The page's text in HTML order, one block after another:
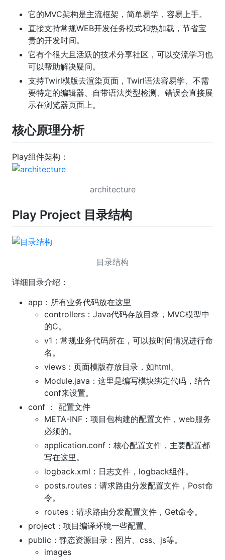
它的MVC架构是主流框架，简单易学，容易上手。
直接支持常规WEB开发任务模式和热加载，节省宝
贵的开发时间。
它有个很大且活跃的技术分享社区，可以交流学习也
可以帮助解决疑问。
支持Twirl模版去渲染页面，Twirl语法容易学、不需
要特定的编辑器、自带语法类型检测、错误会直接展
示在浏览器页面上。
核心原理分析
Play组件架构：
architecture
Play Project 目录结构
目录结构
详细目录介绍：
app：所有业务代码放在这里
controllers：Java代码存放目录，MVC模型中
的C。
v1：常规业务代码所在，可以按时间情况进行命
名。
views：页面模版存放目录，如html。
Module.java：这里是编写模块绑定代码，结合
conf来设置。
conf ： 配置文件
META-INF：项目包构建的配置文件，web服务
必须的。
application.conf：核心配置文件，主要配置都
写在这里。
logback.xml：日志文件，logback组件。
posts.routes：请求路由分发配置文件，Post命
令。
routes：请求路由分发配置文件，Get命令。
project：项目编译环境一些配置。
public：静态资源目录：图片、css、js等。
images